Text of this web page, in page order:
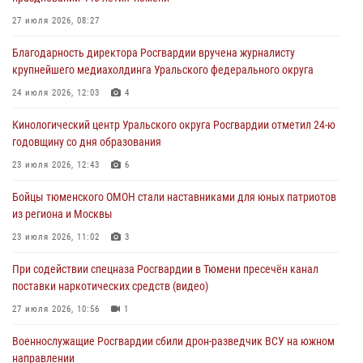
05 августа 2026, 11:03
В Тюмени офицер Росгвардии в радиоэфире напомнил гражданам о
мерах безопасного владения оружием
05 августа 2026, 09:56
Военнослужащие Росгвардии сбили дрон-разведчик ВСУ на южном
направлении
05 августа 2026, 05:35
Стальной характер продемонстрировали росгвардейцы в ходе
масштабных спортивных событий на Урале
05 августа 2026, 05:22
27 июля 2026, 08:27
Благодарность директора Росгвардии вручена журналисту
крупнейшего медиахолдинга Уральского федерального округа
24 июля 2026, 12:03 4
Кинологический центр Уральского округа Росгвардии отметил 24-ю
годовщину со дня образования
23 июля 2026, 12:43 6
Бойцы тюменского ОМОН стали наставниками для юных патриотов
из региона и Москвы
23 июля 2026, 11:02 3
При содействии спецназа Росгвардии в Тюмени пресечён канал
поставки наркотических средств (видео)
27 июля 2026, 10:56 1
Военнослужащие Росгвардии сбили дрон-разведчик ВСУ на южном
направлении